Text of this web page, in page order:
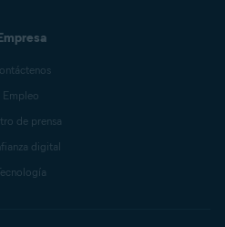
Empleo
de prensa
digital